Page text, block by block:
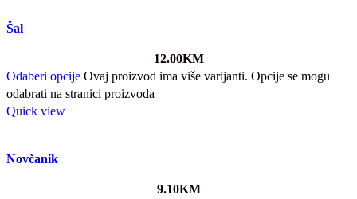
Šal
12.00KM
Odaberi opcije Ovaj proizvod ima više varijanti. Opcije se mogu
odabrati na stranici proizvoda
Quick view
Novčanik
9.10KM